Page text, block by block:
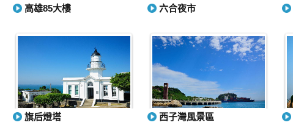
高雄85大樓
六合夜市
旗后燈塔 西子灣風景區